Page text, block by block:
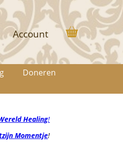
Account
Doneren
Healing!
Momentje!